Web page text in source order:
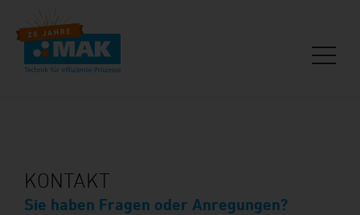
KONTAKT
Sie haben Fragen oder Anregungen?